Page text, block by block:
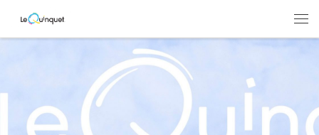
Passer au contenu